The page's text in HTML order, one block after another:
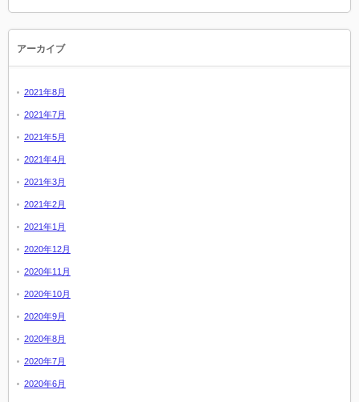
アーカイブ
2021年8月
2021年7月
2021年5月
2021年4月
2021年3月
2021年2月
2021年1月
2020年12月
2020年11月
2020年10月
2020年9月
2020年8月
2020年7月
2020年6月